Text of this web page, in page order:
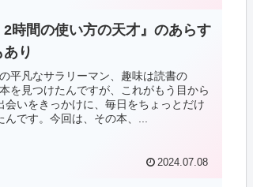
2時間の使い方の天才』のあらす
り
平凡なサラリーマン、趣味は読書の
を見つけたんですが、これがもう目から
いをきっかけに、毎日をちょっとだけ
です。今回は、その本、...
2024.07.08